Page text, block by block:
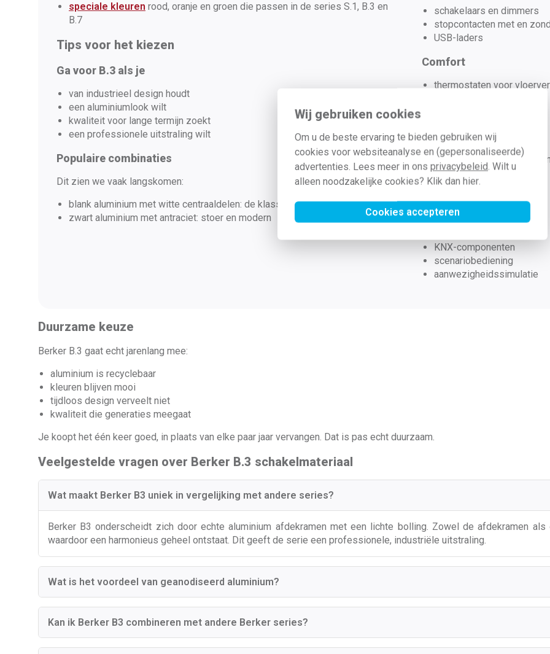
Wij gebruiken cookies
Om u de beste ervaring te bieden gebruiken wij
cookies voor websiteanalyse en (gepersonaliseerde)
advertenties. Lees meer in ons privacybeleid. Wilt u
alleen noodzakelijke cookies? Klik dan hier.
Cookies accepteren
speciale kleuren rood, oranje en groen die passen in de series S.1, B.3 en
B.7
Tips voor het kiezen
Ga voor B.3 als je
van industrieel design houdt
een aluminiumlook wilt
kwaliteit voor lange termijn zoekt
een professionele uitstraling wilt
Populaire combinaties
Dit zien we vaak langskomen:
blank aluminium met witte centraaldelen: de klassieker
zwart aluminium met antraciet: stoer en modern
schakelaars en dimmers
stopcontacten met en
USB-laders
Comfort
thermostaten voor
Multimedia
RJ45-
tv-/radioaansluitingen
HDMI-doorvoer
telefoon
Domotica
KNX-componenten
scenariobediening
aanwezigheidssimulatie
Duurzame keuze
Berker B.3 gaat echt jarenlang mee:
aluminium is recyclebaar
kleuren blijven mooi
tijdloos design verveelt niet
kwaliteit die generaties meegaat
Je koopt het één keer goed, in plaats van elke paar jaar vervangen. Dat is pas echt duurzaam.
Veelgestelde vragen over Berker B.3 schakelmateriaal
Wat maakt Berker B3 uniek in vergelijking met andere series?
Berker B3 onderscheidt zich door echte aluminium afdekramen met een lichte bolling. Zowel de afdekramen
waardoor een harmonieus geheel ontstaat. Dit geeft de serie een professionele, industriële uitstraling.
Wat is het voordeel van geanodiseerd aluminium?
Kan ik Berker B3 combineren met andere Berker series?